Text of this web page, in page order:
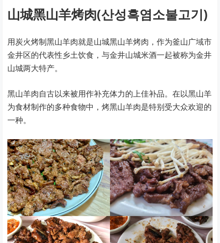
山城黑山羊烤肉(산성흑염소불고기)
用炭火烤制黑山羊肉就是山城黑山羊烤肉，作为釜山广域市
金井区的代表性乡土饮食，与金井山城米酒一起被称为金井
山城两大特产。
黑山羊肉自古以来被用作补充体力的上佳补品。在以黑山羊
为食材制作的多种食物中，烤黑山羊肉是特别受大众欢迎的
一种。